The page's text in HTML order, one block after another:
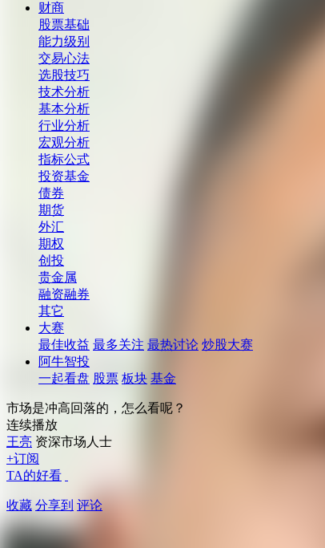
财商
股票基础
能力级别
交易心法
选股技巧
技术分析
基本分析
行业分析
宏观分析
指标公式
投资基金
债券
期货
外汇
期权
创投
贵金属
融资融券
其它
大赛
最佳收益 最多关注 最热讨论 炒股大赛
阿牛智投
一起看盘 股票 板块 基金
市场是冲高回落的，怎么看呢？
连续播放
王亮 资深市场人士
+订阅
TA的好看
收藏 分享到 评论